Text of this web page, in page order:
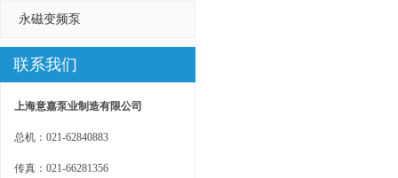
永磁变频泵
联系我们
上海意嘉泵业制造有限公司
总机：021-62840883
传真：021-66281356